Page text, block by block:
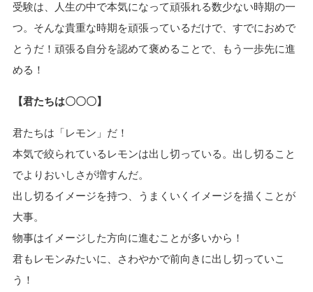
受験は、人生の中で本気になって頑張れる数少ない時期の一
つ。そんな貴重な時期を頑張っているだけで、すでにおめで
とうだ！頑張る自分を認めて褒めることで、もう一歩先に進
める！
【君たちは〇〇〇】
君たちは「レモン」だ！
本気で絞られているレモンは出し切っている。出し切ること
でよりおいしさが増すんだ。
出し切るイメージを持つ、うまくいくイメージを描くことが
大事。
物事はイメージした方向に進むことが多いから！
君もレモンみたいに、さわやかで前向きに出し切っていこ
う！